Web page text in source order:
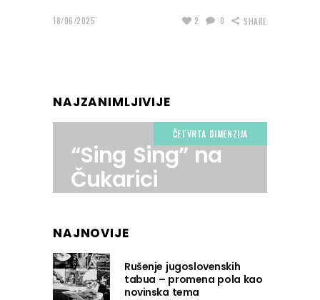
18/06/2025 2 0 SHARE
NAJZANIMLJIVIJE
ČETVRTA DIMENZIJA
“Sing Sing” na
Čukarici
NAJNOVIJE
Rušenje jugoslovenskih
tabua – promena pola kao
novinska tema